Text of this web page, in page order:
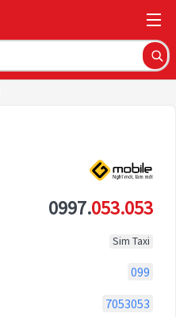
0997.053.053
Sim Taxi
099
7053053